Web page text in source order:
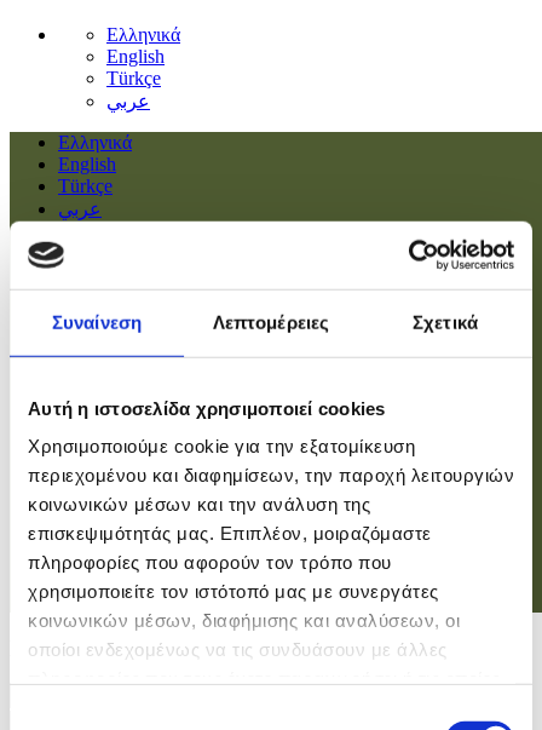
Συναίνεση Λεπτομέρειες Σχετικά
Αυτή η ιστοσελίδα χρησιμοποιεί cookies
Χρησιμοποιούμε cookie για την εξατομίκευση
περιεχομένου και διαφημίσεων, την παροχή λειτουργιών
κοινωνικών μέσων και την ανάλυση της
επισκεψιμότητάς μας. Επιπλέον, μοιραζόμαστε
πληροφορίες που αφορούν τον τρόπο που
χρησιμοποιείτε τον ιστότοπό μας με συνεργάτες
κοινωνικών μέσων, διαφήμισης και αναλύσεων, οι
οποίοι ενδεχομένως να τις συνδυάσουν με άλλες
Ελληνικά
English
Türkçe
عربي
Ελληνικά
English
Türkçe
عربي
Αρχική
Πολιτική
Οικονομία
Βουλή
Εσωτερικά
Ευρώπη
Κόσμος
Αθλητικά
Virals
Επιστήμες
Σύνδεση
Σύνδεση